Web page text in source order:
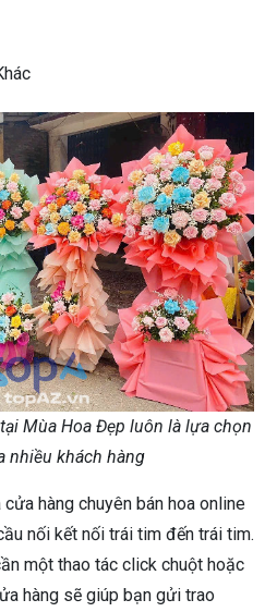
Mùa Hoa Đẹp luôn là lựa chọn
nhiều khách hàng
hàng chuyên bán hoa online
nối kết nối trái tim đến trái tim.
một thao tác click chuột hoặc
hàng sẽ giúp bạn gửi trao